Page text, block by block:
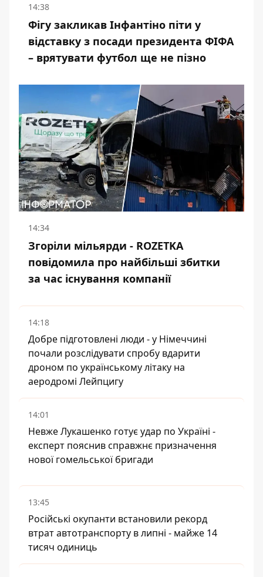
14:38
Фігу закликав Інфантіно піти у
відставку з посади президента ФІФА
– врятувати футбол ще не пізно
14:34
Згоріли мільярди - ROZETKA
повідомила про найбільші збитки
за час існування компанії
14:18
Добре підготовлені люди - у Німеччині
почали розслідувати спробу вдарити
дроном по українському літаку на
аеродромі Лейпцигу
14:01
Невже Лукашенко готує удар по Україні -
експерт пояснив справжнє призначення
нової гомельської бригади
13:45
Російські окупанти встановили рекорд
втрат автотранспорту в липні - майже 14
тисяч одиниць